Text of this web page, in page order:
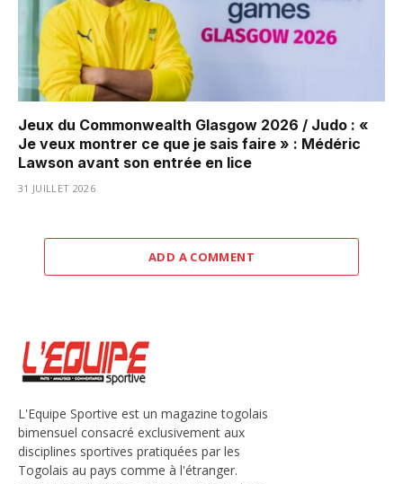
Jeux du Commonwealth Glasgow 2026 / Judo : «
Je veux montrer ce que je sais faire » : Médéric
Lawson avant son entrée en lice
31 JUILLET 2026
ADD A COMMENT
L'Equipe Sportive est un magazine togolais
bimensuel consacré exclusivement aux
disciplines sportives pratiquées par les
Togolais au pays comme à l'étranger.